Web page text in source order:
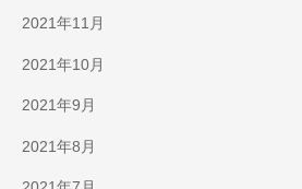
2021年11月
2021年10月
2021年9月
2021年8月